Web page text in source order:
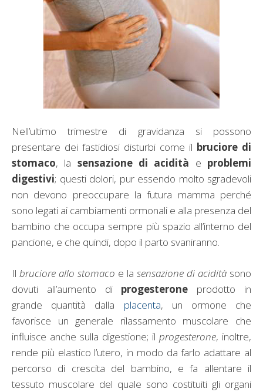
Nell’ultimo trimestre di gravidanza si possono
presentare dei fastidiosi disturbi come il bruciore di
stomaco, la sensazione di acidità e problemi
digestivi; questi dolori, pur essendo molto sgradevoli
non devono preoccupare la futura mamma perché
sono legati ai cambiamenti ormonali e alla presenza del
bambino che occupa sempre più spazio all’interno del
pancione, e che quindi, dopo il parto svaniranno.
Il bruciore allo stomaco e la sensazione di acidità sono
dovuti all’aumento di progesterone prodotto in
grande quantità dalla placenta, un ormone che
favorisce un generale rilassamento muscolare che
influisce anche sulla digestione; il progesterone, inoltre,
rende più elastico l’utero, in modo da farlo adattare al
percorso di crescita del bambino, e fa allentare il
tessuto muscolare del quale sono costituiti gli organi